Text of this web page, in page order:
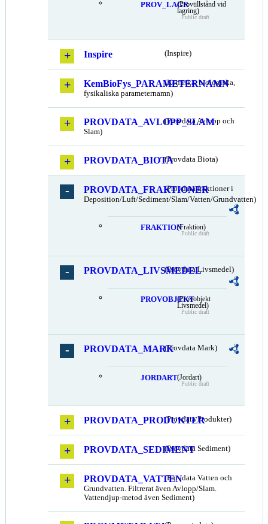
PROV_LAGR(Provtillstånd vid
lagring)
Public draft
Inspire (Inspire)
KemBioFys_PARAMETERNAMN
(Kemiska, biologiska,
fysikaliska parameternamn)
PROVDATA_AVLOPP_SLAM
(Provdata Avlopp och
Slam)
PROVDATA_BIOTA(Provdata Biota)
PROVDATA_FRAKTIONER
(Provdata fraktioner i
Deposition/Luft/Sediment/Slam/Vatten/Grundvatten)
FRAKTION(Fraktion)
Public draft
PROVDATA_LIVSMEDEL
(Provdata Livsmedel)
PROVOBJEKT(Provobjekt
Livsmedel)
Public draft
PROVDATA_MARK(Provdata Mark)
JORDART(Jordart)
Public draft
PROVDATA_PRODUKTER
(Provdata Produkter)
PROVDATA_SEDIMENT(Provdata Sediment)
PROVDATA_VATTEN(Provdata Vatten och
Grundvatten. Filtrerat även Avlopp/Slam.
Vattendjup-metod även Sediment)